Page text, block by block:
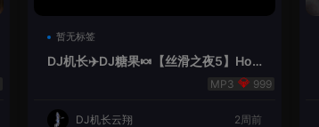
暂无标签
DJ机长✈️DJ糖果🍬【丝滑之夜5】Hou
999
DJ机长云翔 2周前